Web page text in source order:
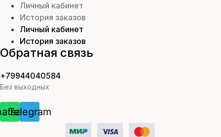
Личный кабинет
История заказов
Личный кабинет
История заказов
Обратная связь
+79944040584
Без выходных
Telegram